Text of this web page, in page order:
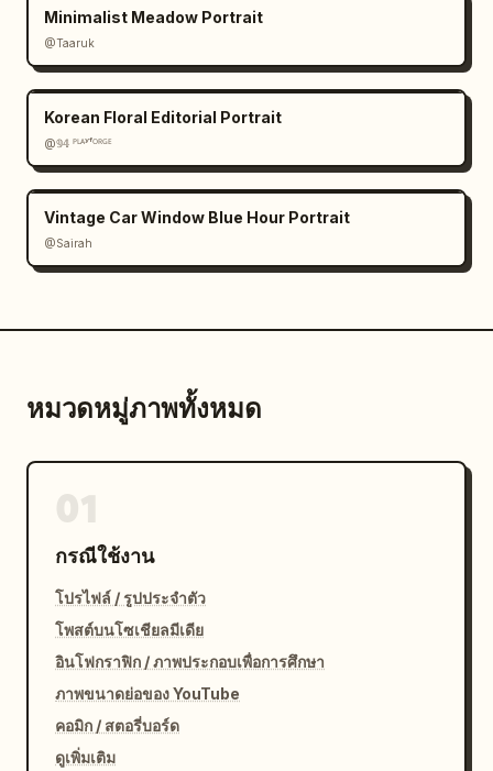
Minimalist Meadow Portrait
@Taaruk
Korean Floral Editorial Portrait
@𝟡𝟜 ᴾᴸᴬʸᶠᴼᴿᴳᴱ
Vintage Car Window Blue Hour Portrait
@Sairah
หมวดหมู่ภาพทั้งหมด
กรณีใช้งาน
โปรไฟล์ / รูปประจำตัว
โพสต์บนโซเชียลมีเดีย
อินโฟกราฟิก / ภาพประกอบเพื่อการศึกษา
ภาพขนาดย่อของ YouTube
คอมิก / สตอรี่บอร์ด
ดูเพิ่มเติม